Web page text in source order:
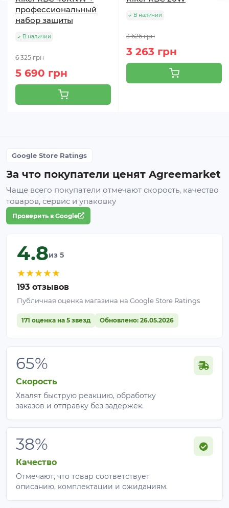
Нож на две лопасти
Нож круглый 40Т
Гарантийный срок на инструмент Riker составляет
2 года, на зарядные устройства – 1 год, на
аккумуляторные батареи – 3 месяца.
профессиональный
набор защиты
В наличии
6 325 грн
5 690 грн
В наличии
3 626 грн
3 263 грн
Google Store Ratings
За что покупатели ценят Agreemarket
Чаще всего покупатели отмечают скорость, качество
товаров, сервис и упаковку
Проверить в Google
4.8из 5
★★★★★
193 отзывов
Публичная оценка магазина на Google Store Ratings
171 оценка на 5 звезд Обновлено: 26.05.2026
65%
Скорость
Хвалят быструю реакцию, обработку
заказов и отправку без задержек.
38%
Качество
Отмечают, что товар соответствует
описанию, комплектации и ожиданиям.